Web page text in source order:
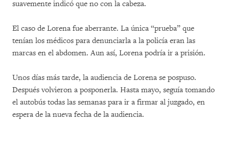
suavemente indicó que no con la cabeza.
El caso de Lorena fue aberrante. La única “prueba” que
tenían los médicos para denunciarla a la policía eran las
marcas en el abdomen. Aun así, Lorena podría ir a prisión.
Unos días más tarde, la audiencia de Lorena se pospuso.
Después volvieron a posponerla. Hasta mayo, seguía tomando
el autobús todas las semanas para ir a firmar al juzgado, en
espera de la nueva fecha de la audiencia.